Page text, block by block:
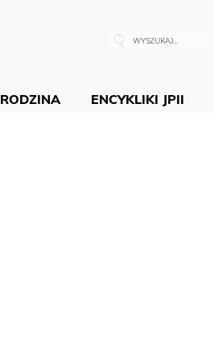
RODZINA ENCYKLIKI JPII